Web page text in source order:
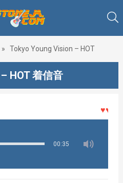
» Tokyo Young Vision – HOT
HOT 着信音
♥♥♥着メ
00:35